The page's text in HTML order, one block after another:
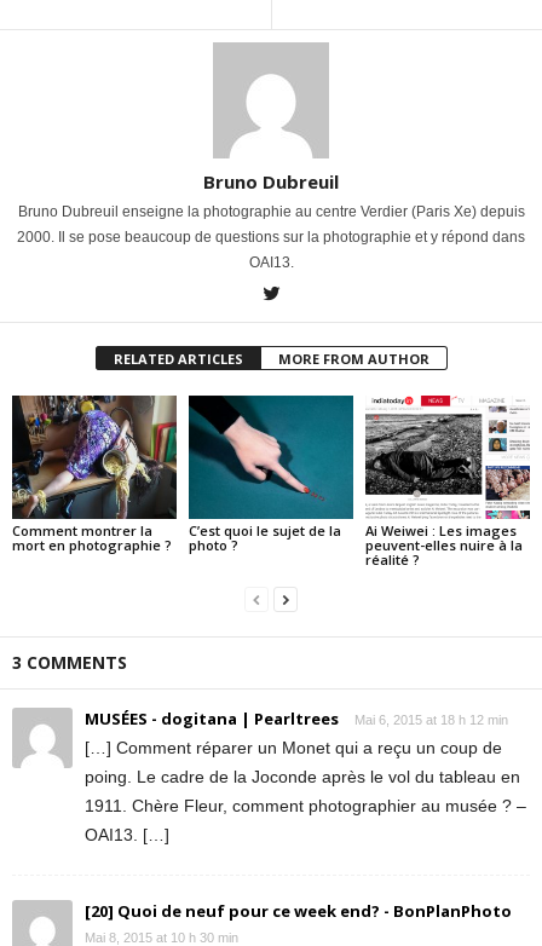
Bruno Dubreuil
Bruno Dubreuil enseigne la photographie au centre Verdier (Paris Xe) depuis
2000. Il se pose beaucoup de questions sur la photographie et y répond dans
OAI13.
RELATED ARTICLES MORE FROM AUTHOR
Comment montrer la
mort en photographie ?
C’est quoi le sujet de la
photo ?
Ai Weiwei : Les images
peuvent-elles nuire à la
réalité ?
3 COMMENTS
MUSÉES - dogitana | Pearltrees Mai 6, 2015 at 18 h 12 min
[…] Comment réparer un Monet qui a reçu un coup de
poing. Le cadre de la Joconde après le vol du tableau en
1911. Chère Fleur, comment photographier au musée ? –
OAI13. […]
[20] Quoi de neuf pour ce week end? - BonPlanPhoto
Mai 8, 2015 at 10 h 30 min